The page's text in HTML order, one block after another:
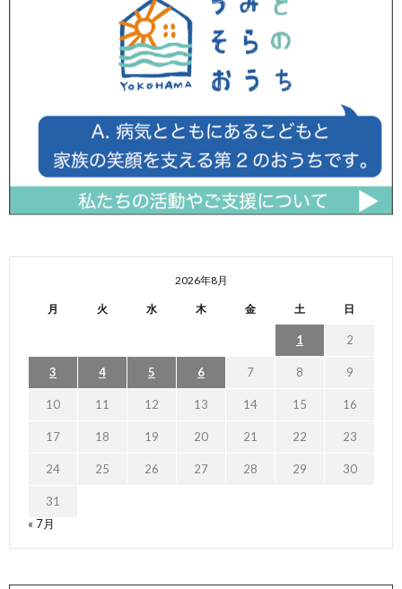
2026年8月
月 火 水 木 金 土 日
1 2
3 4 5 6 7 8 9
10 11 12 13 14 15 16
17 18 19 20 21 22 23
24 25 26 27 28 29 30
31
« 7月